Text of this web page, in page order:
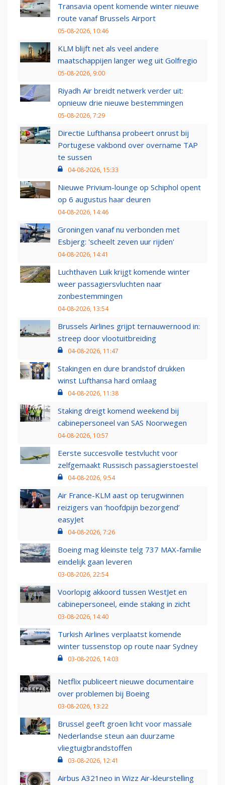
Transavia opent komende winter nieuwe
route vanaf Brussels Airport
05-08-2026, 10:46
KLM blijft net als veel andere
maatschappijen langer weg uit Golfregio
05-08-2026, 9:00
Riyadh Air breidt netwerk verder uit:
opnieuw drie nieuwe bestemmingen
05-08-2026, 7:29
Directie Lufthansa probeert onrust bij
Portugese vakbond over overname TAP
te sussen
04-08-2026, 15:33
Nieuwe Privium-lounge op Schiphol opent
op 6 augustus haar deuren
04-08-2026, 14:46
Groningen vanaf nu verbonden met
Esbjerg: 'scheelt zeven uur rijden'
04-08-2026, 14:41
Luchthaven Luik krijgt komende winter
weer passagiersvluchten naar
zonbestemmingen
04-08-2026, 13:54
Brussels Airlines grijpt ternauwernood in:
streep door vlootuitbreiding
04-08-2026, 11:47
Stakingen en dure brandstof drukken
winst Lufthansa hard omlaag
04-08-2026, 11:38
Staking dreigt komend weekend bij
cabinepersoneel van SAS Noorwegen
04-08-2026, 10:57
Eerste succesvolle testvlucht voor
zelfgemaakt Russisch passagierstoestel
04-08-2026, 9:54
Air France-KLM aast op terugwinnen
reizigers van ‘hoofdpijn bezorgend’
easyJet
04-08-2026, 7:26
Boeing mag kleinste telg 737 MAX-familie
eindelijk gaan leveren
03-08-2026, 22:54
Voorlopig akkoord tussen WestJet en
cabinepersoneel, einde staking in zicht
03-08-2026, 14:40
Turkish Airlines verplaatst komende
winter tussenstop op route naar Sydney
03-08-2026, 14:03
Netflix publiceert nieuwe documentaire
over problemen bij Boeing
03-08-2026, 13:22
Brussel geeft groen licht voor massale
Nederlandse steun aan duurzame
vliegtuigbrandstoffen
03-08-2026, 12:41
Airbus A321neo in Wizz Air-kleurstelling